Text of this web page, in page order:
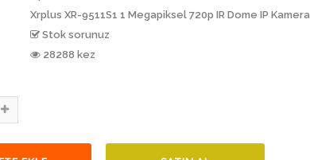
Xrplus XR-9511S1 1 Megapiksel 720p IR Dome IP Kamera
Stok sorunuz
28288 kez